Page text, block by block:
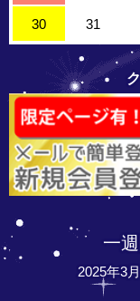
30 31
一
2025年3